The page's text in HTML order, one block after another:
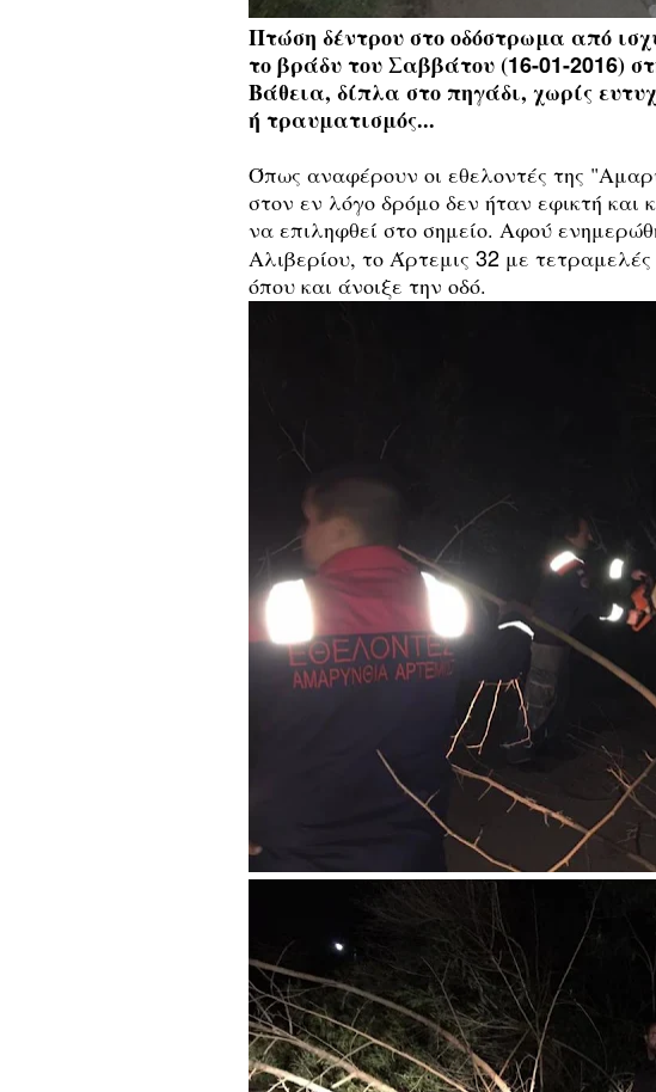
Πτώση δέντρου στο οδόστρωμα από
το βράδυ του Σαββάτου (16-01-2016)
Βάθεια, δίπλα στο πηγάδι, χωρίς
ή τραυματισμός...
Όπως αναφέρουν οι εθελοντές της
στον εν λόγο δρόμο δεν ήταν εφικτή και
να επιληφθεί στο σημείο. Αφού
Αλιβερίου, το Άρτεμις 32 με
όπου και άνοιξε την οδό.